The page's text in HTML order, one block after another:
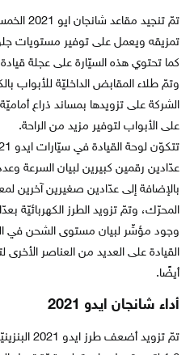
تمّ تنجيد
تمزيقه ويعمل على توفير مستويات
كما تحتوي هذه السيّارة على عجلة
وتمّ طلاء المقابض الداخليّة للأبواب
الشركة على تزويدها بمساند ذراع
على الأبواب لتوفير مزيد من الراحة.
عدّادين رقمين كبيرين لبيان السرعة
بالإضافة إلى عدّادين صغيرين آخرين
المحرّك، وتمّ تزويد الطرز الكهربائيّة
وجود مؤشّر لبيان مستوى الشحن في
القيادة على العديد من العناصر الأخرى
أيضًا.
أداء شانجان ايدو 2021